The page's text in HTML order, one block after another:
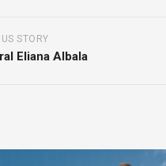
STORY
Eliana Albala